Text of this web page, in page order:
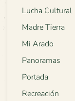
Lucha Cultural
Madre Tierra
Mi Arado
Panoramas
Portada
Recreación